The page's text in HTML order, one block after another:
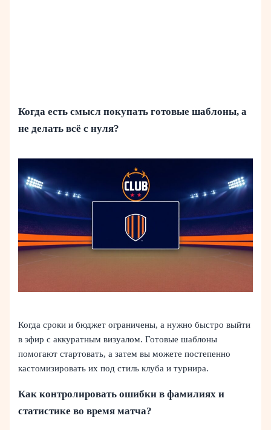
Когда есть смысл покупать готовые шаблоны, а
не делать всё с нуля?
Когда сроки и бюджет ограничены, а нужно быстро выйти
в эфир с аккуратным визуалом. Готовые шаблоны
помогают стартовать, а затем вы можете постепенно
кастомизировать их под стиль клуба и турнира.
Как контролировать ошибки в фамилиях и
статистике во время матча?